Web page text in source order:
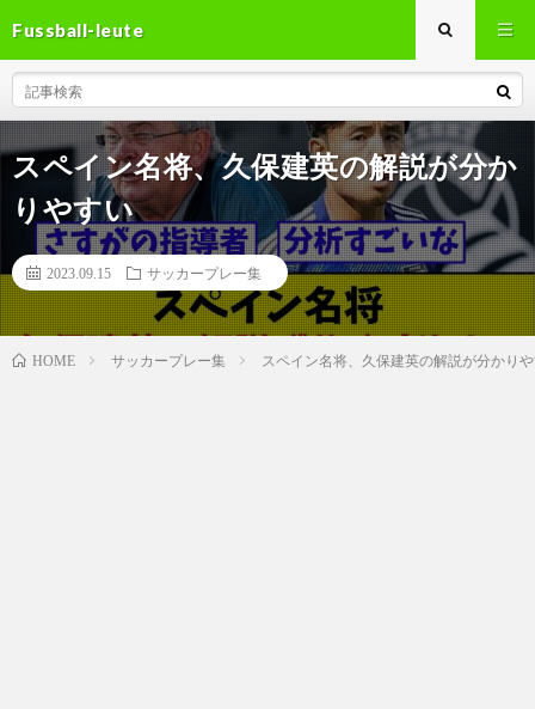
Fussball-leute
スペイン名将、久保建英の解説が分か
りやすい
2023.09.15 サッカープレー集
HOME サッカープレー集 スペイン名将、久保建英の解説が分かり